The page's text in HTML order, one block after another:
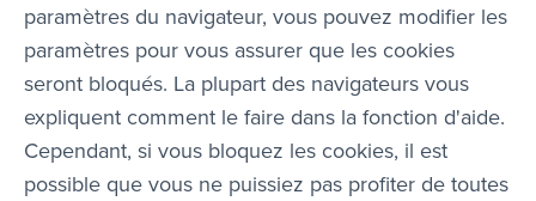
paramètres du navigateur, vous pouvez modifier les
paramètres pour vous assurer que les cookies
seront bloqués. La plupart des navigateurs vous
expliquent comment le faire dans la fonction d'aide.
Cependant, si vous bloquez les cookies, il est
possible que vous ne puissiez pas profiter de toutes